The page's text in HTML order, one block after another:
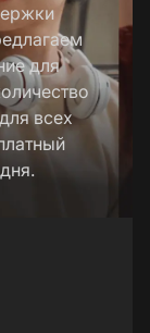
для
всех